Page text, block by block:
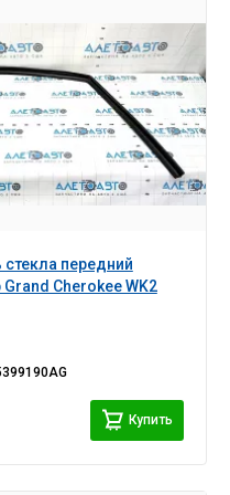
стекла передний
Cherokee WK2
Купить